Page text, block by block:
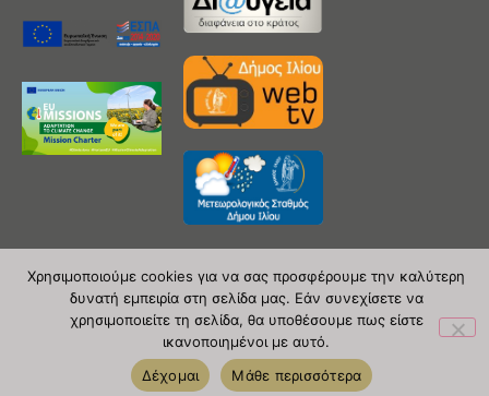
Copyright 2020 © Δήμος Ιλίου
| powered by Evolutionprojects
Χρησιμοποιούμε cookies για να σας προσφέρουμε την καλύτερη
δυνατή εμπειρία στη σελίδα μας. Εάν συνεχίσετε να
χρησιμοποιείτε τη σελίδα, θα υποθέσουμε πως είστε
ικανοποιημένοι με αυτό.
Δέχομαι
Μάθε περισσότερα